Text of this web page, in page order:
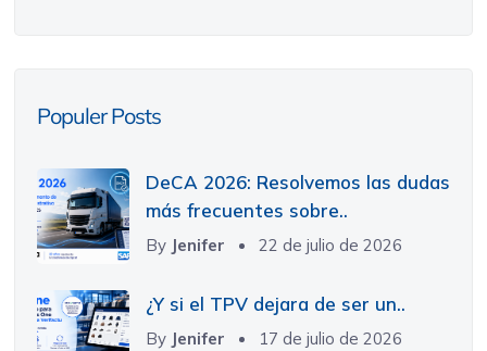
Populer Posts
DeCA 2026: Resolvemos las dudas
más frecuentes sobre..
By Jenifer 22 de julio de 2026
¿Y si el TPV dejara de ser un..
By Jenifer 17 de julio de 2026